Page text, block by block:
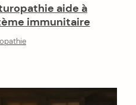
aide à
immunitaire